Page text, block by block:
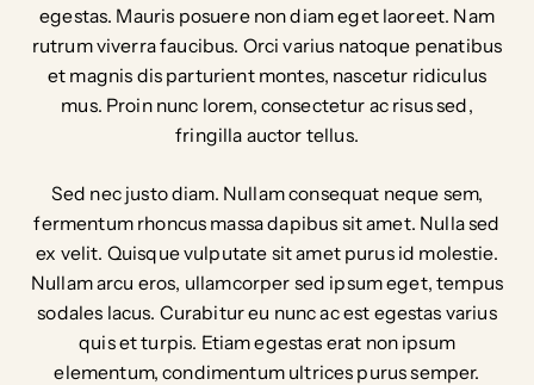
egestas. Mauris posuere non diam eget laoreet. Nam
rutrum viverra faucibus. Orci varius natoque penatibus
et magnis dis parturient montes, nascetur ridiculus
mus. Proin nunc lorem, consectetur ac risus sed,
fringilla auctor tellus.
Sed nec justo diam. Nullam consequat neque sem,
fermentum rhoncus massa dapibus sit amet. Nulla sed
ex velit. Quisque vulputate sit amet purus id molestie.
Nullam arcu eros, ullamcorper sed ipsum eget, tempus
sodales lacus. Curabitur eu nunc ac est egestas varius
quis et turpis. Etiam egestas erat non ipsum
elementum, condimentum ultrices purus semper.